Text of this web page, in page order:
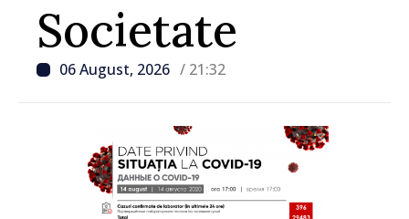
Societate
06 August, 2026 / 21:32